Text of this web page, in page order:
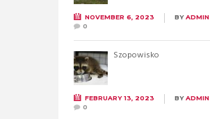
NOVEMBER 6, 2023 BYADMIN
0
Szopowisko
FEBRUARY 13, 2023 BYADMIN
0